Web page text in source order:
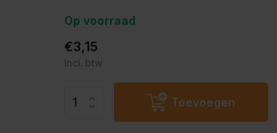
Op voorraad
€3,15
Incl. btw
Toevoegen